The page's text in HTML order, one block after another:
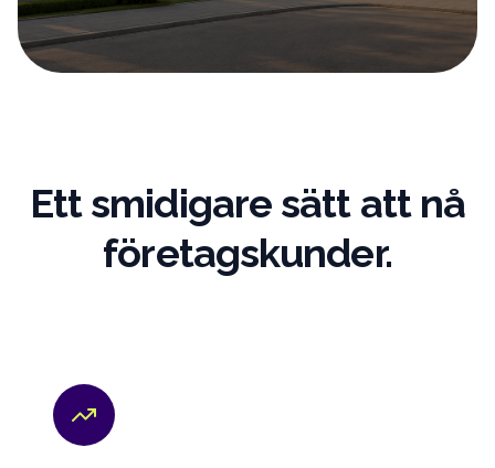
Ett smidigare sätt att nå
företagskunder.